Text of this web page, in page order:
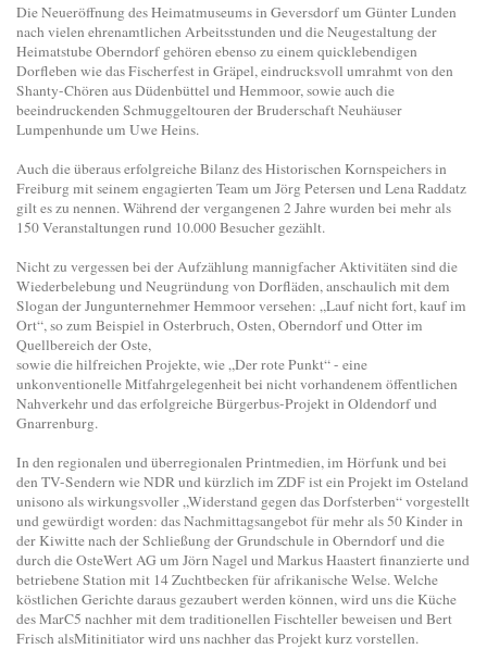
Die Neueröffnung des Heimatmuseums in Geversdorf um Günter Lunden
nach vielen ehrenamtlichen Arbeitsstunden und die Neugestaltung der
Heimatstube Oberndorf gehören ebenso zu einem quicklebendigen
Dorfleben wie das Fischerfest in Gräpel, eindrucksvoll umrahmt von den
Shanty-Chören aus Düdenbüttel und Hemmoor, sowie auch die
beeindruckenden Schmuggeltouren der Bruderschaft Neuhäuser
Lumpenhunde um Uwe Heins.
Auch die überaus erfolgreiche Bilanz des Historischen Kornspeichers in
Freiburg mit seinem engagierten Team um Jörg Petersen und Lena Raddatz
gilt es zu nennen. Während der vergangenen 2 Jahre wurden bei mehr als
150 Veranstaltungen rund 10.000 Besucher gezählt.
Nicht zu vergessen bei der Aufzählung mannigfacher Aktivitäten sind die
Wiederbelebung und Neugründung von Dorfläden, anschaulich mit dem
Slogan der Jungunternehmer Hemmoor versehen: „Lauf nicht fort, kauf im
Ort“, so zum Beispiel in Osterbruch, Osten, Oberndorf und Otter im
Quellbereich der Oste,
sowie die hilfreichen Projekte, wie „Der rote Punkt“ - eine
unkonventionelle Mitfahrgelegenheit bei nicht vorhandenem öffentlichen
Nahverkehr und das erfolgreiche Bürgerbus-Projekt in Oldendorf und
Gnarrenburg.
In den regionalen und überregionalen Printmedien, im Hörfunk und bei
den TV-Sendern wie NDR und kürzlich im ZDF ist ein Projekt im Osteland
unisono als wirkungsvoller „Widerstand gegen das Dorfsterben“ vorgestellt
und gewürdigt worden: das Nachmittagsangebot für mehr als 50 Kinder in
der Kiwitte nach der Schließung der Grundschule in Oberndorf und die
durch die OsteWert AG um Jörn Nagel und Markus Haastert finanzierte und
betriebene Station mit 14 Zuchtbecken für afrikanische Welse. Welche
köstlichen Gerichte daraus gezaubert werden können, wird uns die Küche
des MarC5 nachher mit dem traditionellen Fischteller beweisen und Bert
Frisch alsMitinitiator wird uns nachher das Projekt kurz vorstellen.